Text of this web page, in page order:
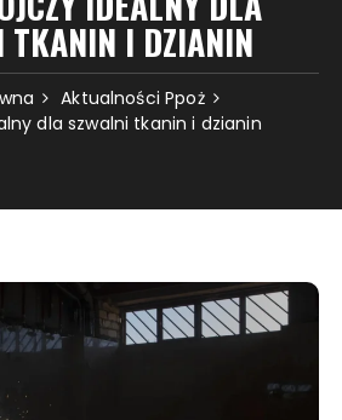
TKANIN I DZIANIN
Aktualności Ppoż
dla szwalni tkanin i dzianin